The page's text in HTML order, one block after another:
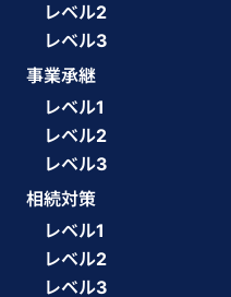
レベル2
レベル3
事業承継
レベル1
レベル2
レベル3
相続対策
レベル1
レベル2
レベル3